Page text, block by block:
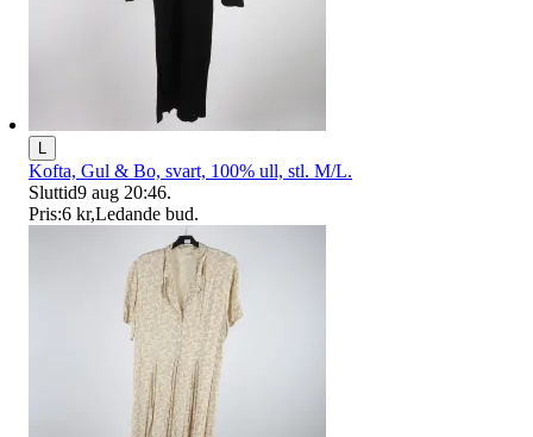
Kofta, Gul & Bo, svart, 100% ull, stl. M/L.
Sluttid9 aug 20:46.
Pris:6 kr,Ledande bud.